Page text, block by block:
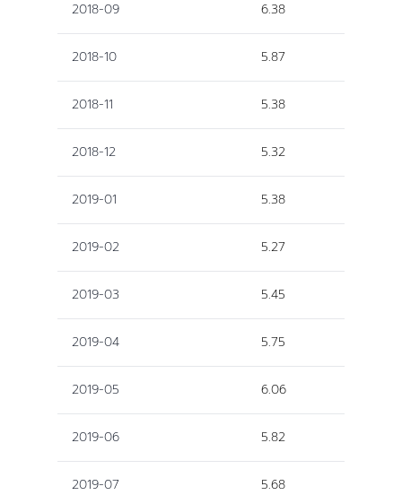
2018-09 6.38
2018-10 5.87
2018-11 5.38
2018-12 5.32
2019-01 5.38
2019-02 5.27
2019-03 5.45
2019-04 5.75
2019-05 6.06
2019-06 5.82
2019-07 5.68